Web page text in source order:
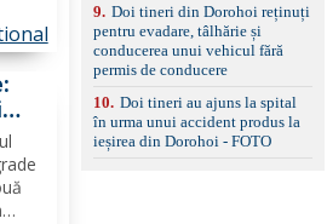
remorcare Bonus: -
Covorașe textile montate
pe mașină. -Ofer și un
set de covorașe din
cauciuc/pvc. -Se vinde
împreună cu un set de
anvelope de iarnă.
9. Doi tineri din Dorohoi reținuți
pentru evadare, tâlhărie și
conducerea unui vehicul fără
permis de conducere
10. Doi tineri au ajuns la spital
în urma unui accident produs la
ieșirea din Dorohoi - FOTO